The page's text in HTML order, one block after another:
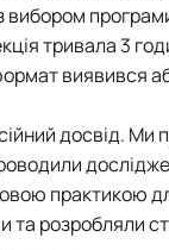
вибором
тривала 3
виявився
досвід.
практикою
розробляли